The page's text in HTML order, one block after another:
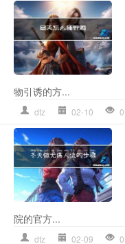
物引诱的方...
dtz 02-10 0
院的官方...
dtz 02-09 0